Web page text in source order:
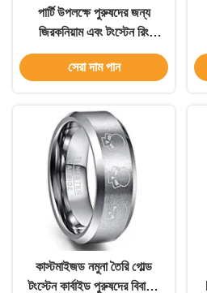
পার্টি উপলক্ষে পুরুষদের জন্য
জিরকনিয়াম এবং টংস্টেন রিং
টংস্টেন কার্বাইড জুয়েলারী
সেরা দাম পান
কাস্টমাইজড নমুনা তৈরি গোল্ড
টংস্টেন কার্বাইড পুরুষদের বিবাহের